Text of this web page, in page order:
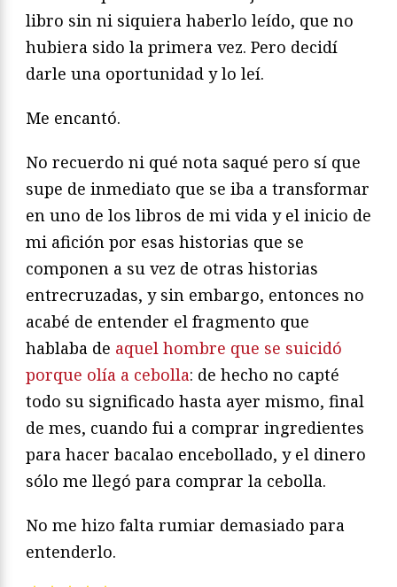
libro sin ni siquiera haberlo leído, que no
hubiera sido la primera vez. Pero decidí
darle una oportunidad y lo leí.
Me encantó.
No recuerdo ni qué nota saqué pero sí que
supe de inmediato que se iba a transformar
en uno de los libros de mi vida y el inicio de
mi afición por esas historias que se
componen a su vez de otras historias
entrecruzadas, y sin embargo, entonces no
acabé de entender el fragmento que
hablaba de aquel hombre que se suicidó
porque olía a cebolla: de hecho no capté
todo su significado hasta ayer mismo, final
de mes, cuando fui a comprar ingredientes
para hacer bacalao encebollado, y el dinero
sólo me llegó para comprar la cebolla.
No me hizo falta rumiar demasiado para
entenderlo.